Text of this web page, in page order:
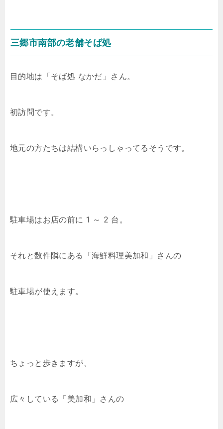
三郷市南部の老舗そば処
目的地は「そば処 なかだ」さん。
初訪問です。
地元の方たちは結構いらっしゃってるそうです。
駐車場はお店の前に 1 ～ 2 台。
それと数件隣にある「海鮮料理美加和」さんの
駐車場が使えます。
ちょっと歩きますが、
広々している「美加和」さんの